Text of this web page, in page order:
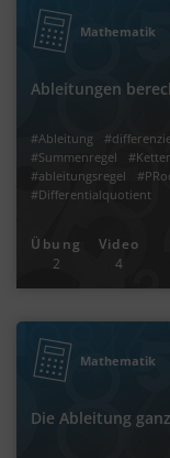
Mathematik
Ableitungen
#Ableitung
#Summenregel
#ableitungsregel
#Differentialquotient
Übung
2
Video
4
Mathematik
Die Ableitung